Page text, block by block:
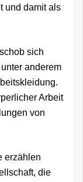
und damit als
sich
anderem
Arbeit
von
erzählen
die